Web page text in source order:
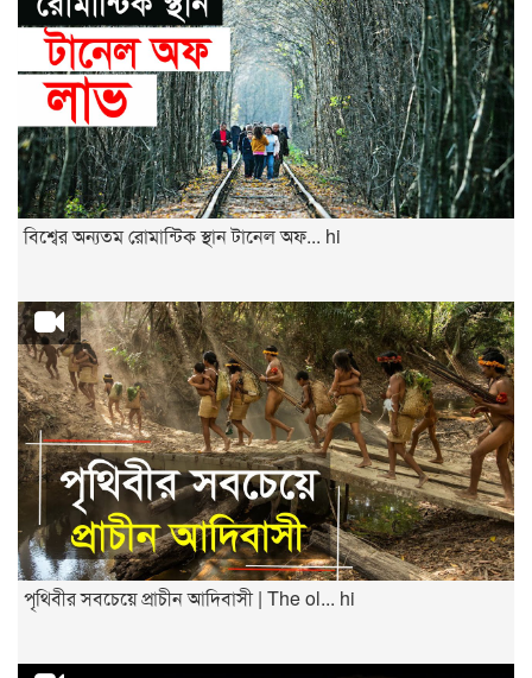
বিশ্বের অন্যতম রোমান্টিক স্থান টানেল অফ... hi
পৃথিবীর সবচেয়ে প্রাচীন আদিবাসী | The ol... hi